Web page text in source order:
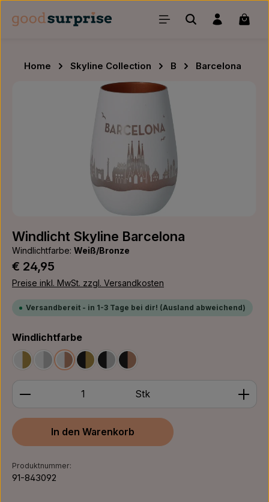
Zum Hauptinhalt springen
Home Skyline Collection B
Barcelona
Bildergalerie überspringen
Windlicht Skyline Barcelona
Windlichtfarbe: Weiß/Bronze
Regulärer Preis:
€ 24,95
Preise inkl. MwSt. zzgl. Versandkosten
Versandbereit - in 1-3 Tage bei dir! (Ausland abweichend)
Windlichtfarbeauswählen
Weiß/GoldWeiß/Silber
Weiß/Bronze
Schwarz/Gold
Schwarz/Silber
Schwarz/Bronze
Produkt Anzahl: Gib den gewünschten Wert ein
Stk
In den Warenkorb
Produktnummer:
91-843092